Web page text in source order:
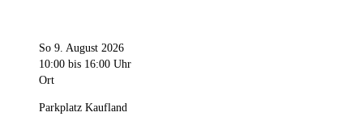
So 9. August 2026
10:00 bis 16:00 Uhr
Ort
Parkplatz Kaufland